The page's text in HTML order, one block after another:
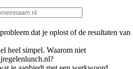
dat je oplost of de resultaten van
heel simpel. Waarom niet